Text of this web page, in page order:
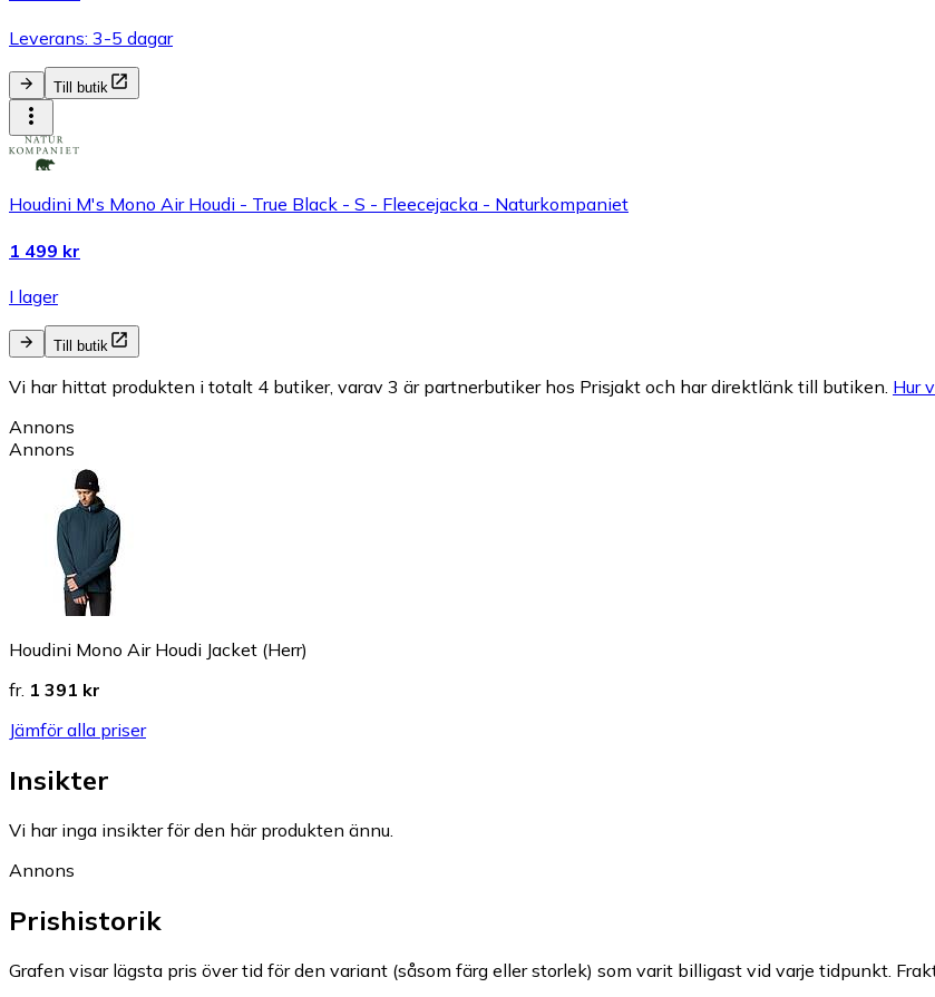
Leverans: 3-5 dagar
Till butik
Houdini M's Mono Air Houdi - True Black - S - Fleecejacka - Naturkompaniet
1 499 kr
I lager
Till butik
Vi har hittat produkten i totalt 4 butiker, varav 3 är partnerbutiker hos Prisjakt och har direktlänk till butiken. Hur
Annons
Annons
Houdini Mono Air Houdi Jacket (Herr)
fr. 1 391 kr
Jämför alla priser
Insikter
Vi har inga insikter för den här produkten ännu.
Annons
Prishistorik
Grafen visar lägsta pris över tid för den variant (såsom färg eller storlek) som varit billigast vid varje tidpunkt.